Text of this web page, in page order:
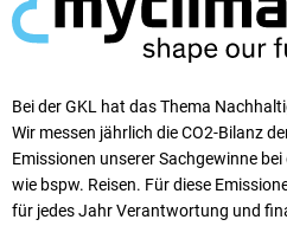
Bei der GKL hat das Thema
Wir messen jährlich die CO2-Bilanz
Emissionen unserer Sach­ge­winne
wie bspw. Reisen. Für diese
für jedes Jahr Verantwortung und